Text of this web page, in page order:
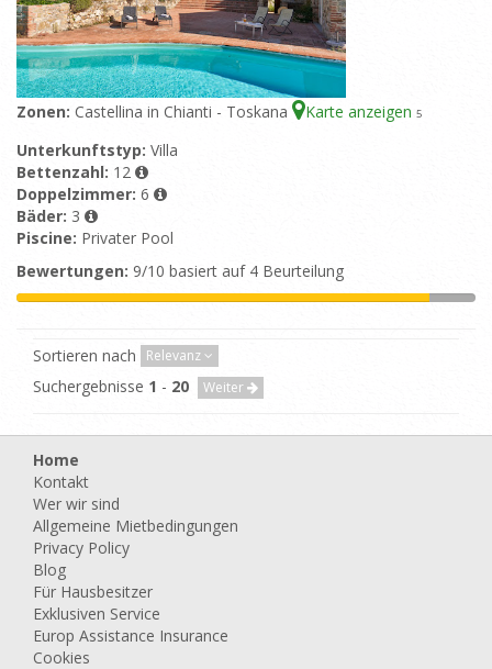
Zonen: Castellina in Chianti - Toskana Karte anzeigen 5
Unterkunftstyp: Villa
Bettenzahl: 12
Doppelzimmer: 6
Bäder: 3
Piscine: Privater Pool
Bewertungen: 9/10 basiert auf 4 Beurteilung
Sortieren nach Relevanz
Suchergebnisse 1 - 20 Weiter
Home
Kontakt
Wer wir sind
Allgemeine Mietbedingungen
Privacy Policy
Blog
Für Hausbesitzer
Exklusiven Service
Europ Assistance Insurance
Cookies